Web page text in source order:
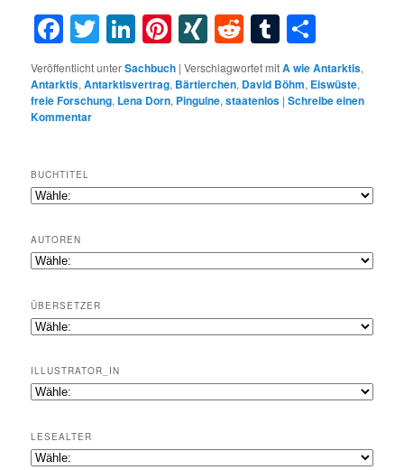
Facebook
Twitter
LinkedIn
Pinterest
XINGRedditTumblr
Veröffentlicht unterSachbuch |Verschlagwortet mitA wie Antarktis,
Antarktis,Antarktisvertrag, Bärtierchen, David Böhm, Eiswüste,
freie Forschung, Lena Dorn, Pinguine,staatenlos |Schreibe einen
Kommentar
BUCHTITEL
AUTOREN
ÜBERSETZER
ILLUSTRATOR_IN
LESEALTER